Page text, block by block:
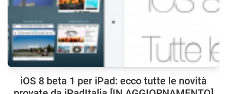
iOS 8 beta 1 per iPad: ecco tutte le novità